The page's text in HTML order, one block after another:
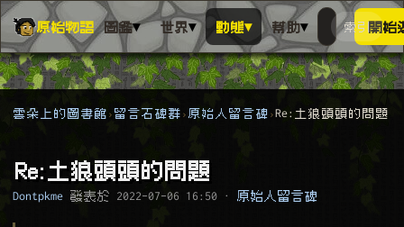
原始物語 圖鑑▾ 世界▾ 動態▾ 幫助▾
搜尋萬物
搜人物、
索引開始
雲朵上的圖書館 留言石碑群 原始人留言碑 Re:土狼頭頭的問題
Re:土狼頭頭的問題
Dontpkme 發表於 2022-07-06 16:50 · 原始人留言碑